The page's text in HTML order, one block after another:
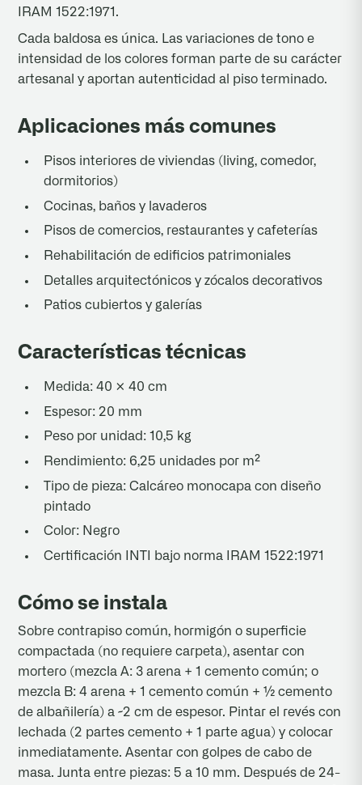
IRAM 1522:1971.
Cada baldosa es única. Las variaciones de tono e
intensidad de los colores forman parte de su carácter
artesanal y aportan autenticidad al piso terminado.
Aplicaciones más comunes
Pisos interiores de viviendas (living, comedor,
dormitorios)
Cocinas, baños y lavaderos
Pisos de comercios, restaurantes y cafeterías
Rehabilitación de edificios patrimoniales
Detalles arquitectónicos y zócalos decorativos
Patios cubiertos y galerías
Características técnicas
Medida: 40 × 40 cm
Espesor: 20 mm
Peso por unidad: 10,5 kg
Rendimiento: 6,25 unidades por m²
Tipo de pieza: Calcáreo monocapa con diseño
pintado
Color: Negro
Certificación INTI bajo norma IRAM 1522:1971
Cómo se instala
Sobre contrapiso común, hormigón o superficie
compactada (no requiere carpeta), asentar con
mortero (mezcla A: 3 arena + 1 cemento común; o
mezcla B: 4 arena + 1 cemento común + ½ cemento
de albañilería) a ~2 cm de espesor. Pintar el revés con
lechada (2 partes cemento + 1 parte agua) y colocar
inmediatamente. Asentar con golpes de cabo de
masa. Junta entre piezas: 5 a 10 mm. Después de 24-